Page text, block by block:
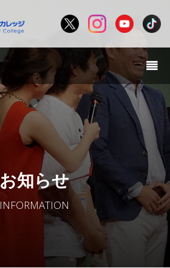
お知らせ
INFORMATION